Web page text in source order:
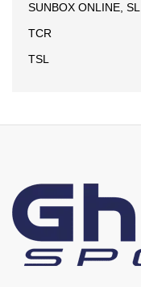
SUNBOX ONLINE, SL
TCR
TSL